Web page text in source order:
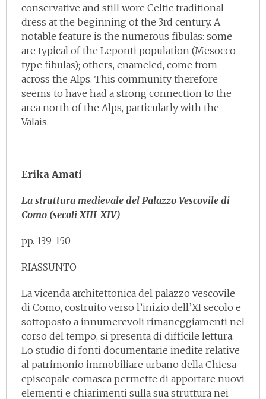
conservative and still wore Celtic traditional
dress at the beginning of the 3rd century. A
notable feature is the numerous fibulas: some
are typical of the Leponti population (Mesocco-
type fibulas); others, enameled, come from
across the Alps. This community therefore
seems to have had a strong connection to the
area north of the Alps, particularly with the
Valais.
Erika Amati
La struttura medievale del Palazzo Vescovile di
Como (secoli XIII-XIV)
pp. 139-150
RIASSUNTO
La vicenda architettonica del palazzo vescovile
di Como, costruito verso l’inizio dell’XI secolo e
sottoposto a innumerevoli rimaneggiamenti nel
corso del tempo, si presenta di difficile lettura.
Lo studio di fonti documentarie inedite relative
al patrimonio immobiliare urbano della Chiesa
episcopale comasca permette di apportare nuovi
elementi e chiarimenti sulla sua struttura nei